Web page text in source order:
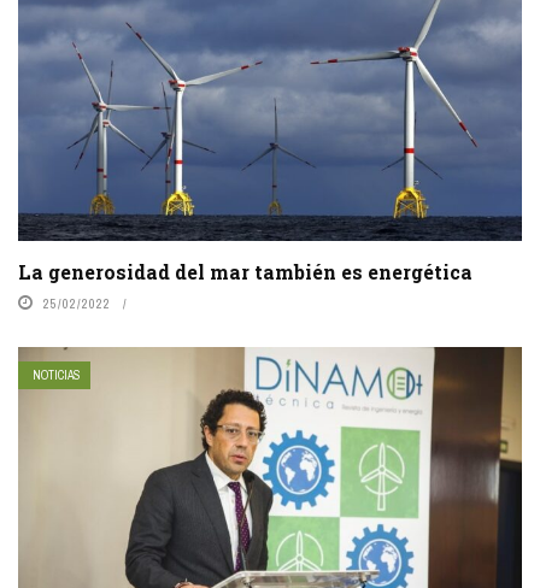
La generosidad del mar también es energética
25/02/2022
NOTICIAS